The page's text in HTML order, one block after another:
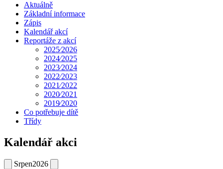
Aktuálně
Základní informace
Zápis
Kalendář akcí
Reportáže z akcí
2025⁄2026
2024⁄2025
2023⁄2024
2022⁄2023
2021⁄2022
2020⁄2021
2019⁄2020
Co potřebuje dítě
Třídy
Kalendář akci
Srpen2026